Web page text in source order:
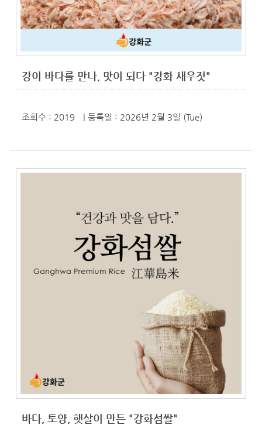
강이 바다를 만나, 맛이 되다 "강화 새우젓"
조회수 : 2019 | 등록일 : 2026년 2월 3일 (Tue)
바다, 토양, 햇살이 만든 "강화섬쌀"